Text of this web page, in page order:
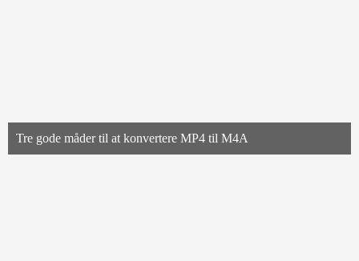
Tre gode måder til at konvertere MP4 til M4A